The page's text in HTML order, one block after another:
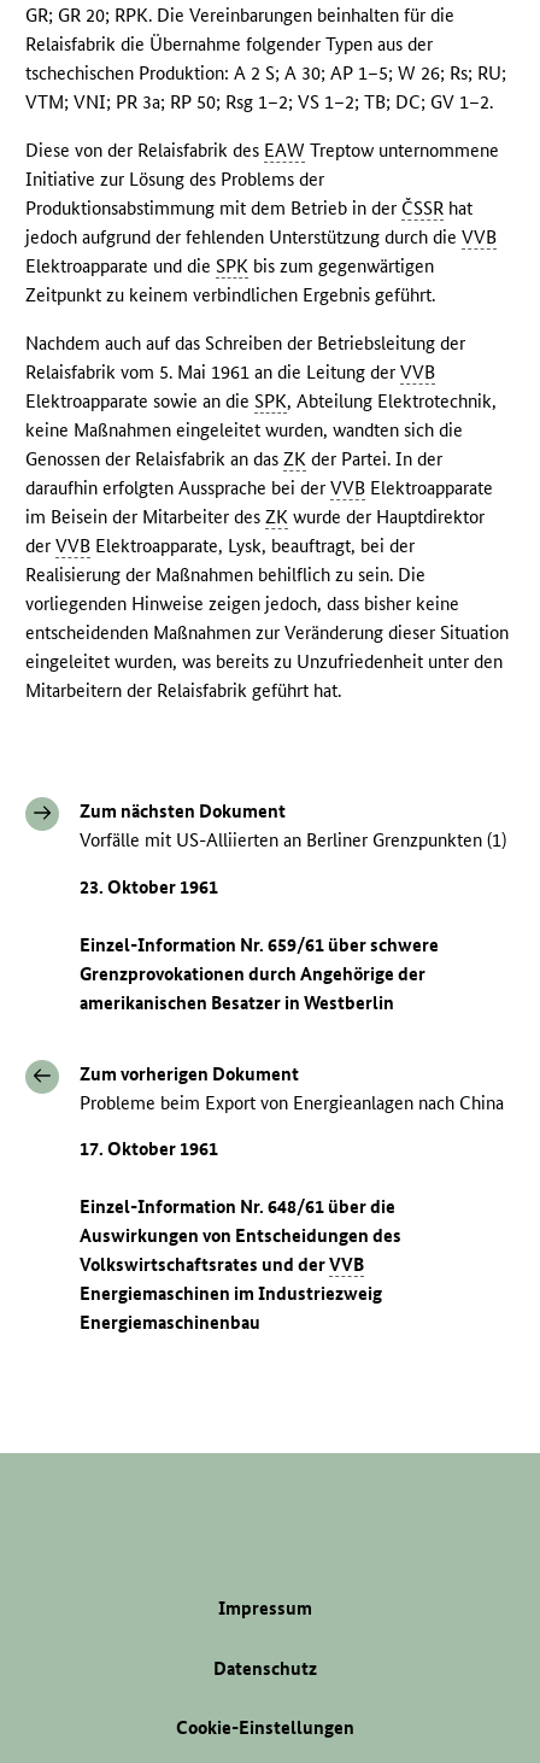
GR; GR 20; RPK. Die Vereinbarungen beinhalten für die
Relaisfabrik die Übernahme folgender Typen aus der
tschechischen Produktion: A 2 S; A 30; AP 1–5; W 26; Rs; RU;
VTM; VNI; PR 3a; RP 50; Rsg 1–2; VS 1–2; TB; DC; GV 1–2.
Diese von der Relaisfabrik des EAW Treptow unternommene
Initiative zur Lösung des Problems der
Produktionsabstimmung mit dem Betrieb in der ČSSR hat
jedoch aufgrund der fehlenden Unterstützung durch dieVVB
Elektroapparate und dieSPK bis zum gegenwärtigen
Zeitpunkt zu keinem verbindlichen Ergebnis geführt.
Nachdem auch auf das Schreiben der Betriebsleitung der
Relaisfabrik vom 5. Mai 1961 an die Leitung derVVB
Elektroapparate sowie an dieSPK, Abteilung Elektrotechnik,
keine Maßnahmen eingeleitet wurden, wandten sich die
Genossen der Relaisfabrik an dasZK der Partei. In der
daraufhin erfolgten Aussprache bei derVVB Elektroapparate
im Beisein der Mitarbeiter desZK wurde der Hauptdirektor
derVVB Elektroapparate, Lysk, beauftragt, bei der
Realisierung der Maßnahmen behilflich zu sein. Die
vorliegenden Hinweise zeigen jedoch, dass bisher keine
entscheidenden Maßnahmen zur Veränderung dieser Situation
eingeleitet wurden, was bereits zu Unzufriedenheit unter den
Mitarbeitern der Relaisfabrik geführt hat.
Zum nächsten Dokument
Vorfälle mit US-Alliierten an Berliner Grenzpunkten (1)
23. Oktober 1961
Einzel-Information Nr. 659/61 über schwere
Grenzprovokationen durch Angehörige der
amerikanischen Besatzer in Westberlin
Zum vorherigen Dokument
Probleme beim Export von Energieanlagen nach China
17. Oktober 1961
Einzel-Information Nr. 648/61 über die
Auswirkungen von Entscheidungen des
Volkswirtschaftsrates und derVVB
Energiemaschinen im Industriezweig
Energiemaschinenbau
Impressum
Datenschutz
Cookie-Einstellungen